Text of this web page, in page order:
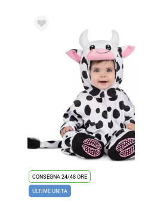
CONSEGNA 24/48 ORE
ULTIME UNITÀ